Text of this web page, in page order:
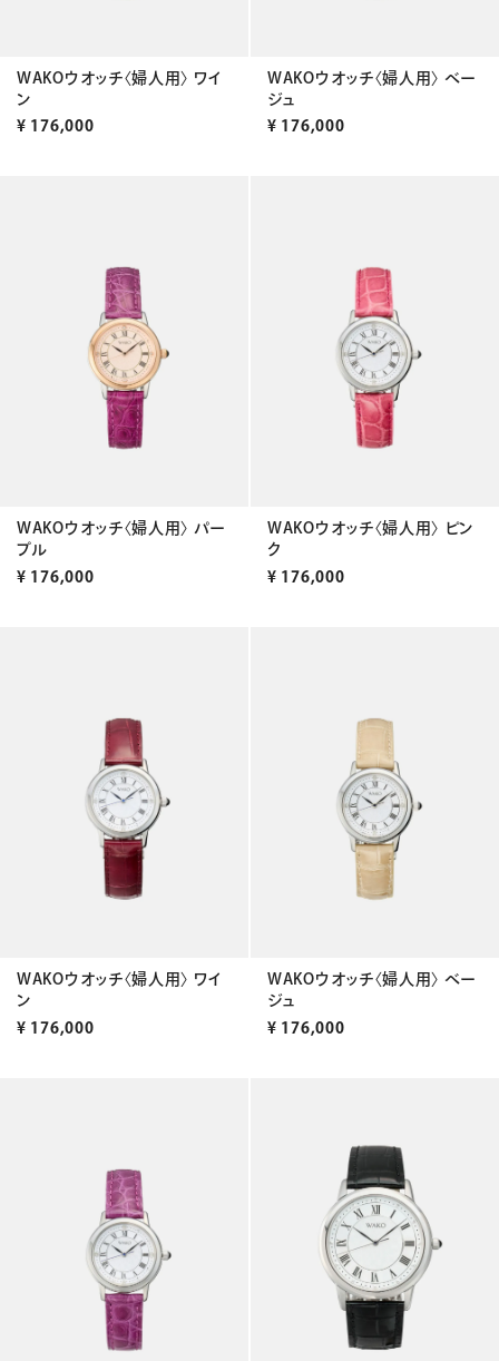
WAKOウオッチ〈婦人用〉 ワイ
ン
¥ 176,000
WAKOウオッチ〈婦人用〉 ベー
ジュ
¥ 176,000
WAKOウオッチ〈婦人用〉 パー
プル
¥ 176,000
WAKOウオッチ〈婦人用〉 ピン
ク
¥ 176,000
WAKOウオッチ〈婦人用〉 ワイ
ン
¥ 176,000
WAKOウオッチ〈婦人用〉 ベー
ジュ
¥ 176,000